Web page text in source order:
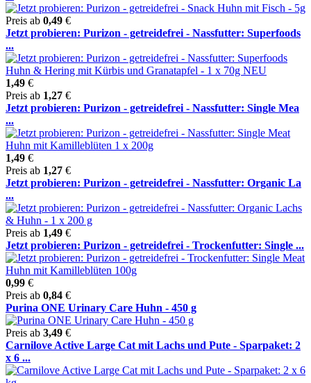
Preis ab 0,49 €
Jetzt probieren: Purizon - getreidefrei - Nassfutter: Superfoods
...
1,49 €
Preis ab 1,27 €
Jetzt probieren: Purizon - getreidefrei - Nassfutter: Single Mea
...
1,49 €
Preis ab 1,27 €
Jetzt probieren: Purizon - getreidefrei - Nassfutter: Organic La
...
Preis ab 1,49 €
Jetzt probieren: Purizon - getreidefrei - Trockenfutter: Single ...
0,99 €
Preis ab 0,84 €
Purina ONE Urinary Care Huhn - 450 g
Preis ab 3,49 €
Carnilove Active Large Cat mit Lachs und Pute - Sparpaket: 2
x 6 ...